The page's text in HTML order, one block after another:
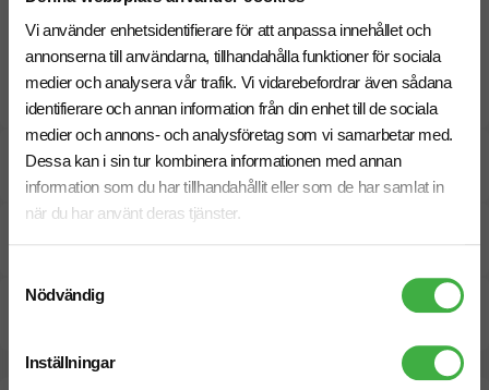
Vi använder enhetsidentifierare för att anpassa innehållet och
annonserna till användarna, tillhandahålla funktioner för sociala
medier och analysera vår trafik. Vi vidarebefordrar även sådana
identifierare och annan information från din enhet till de sociala
medier och annons- och analysföretag som vi samarbetar med.
Dessa kan i sin tur kombinera informationen med annan
information som du har tillhandahållit eller som de har samlat in
när du har använt deras tjänster.
Nödvändig
Inställningar
kunder eller samarbetspartners hittar du fler
julgåvor till företagmed godis och julsmaker.
Specifikationer